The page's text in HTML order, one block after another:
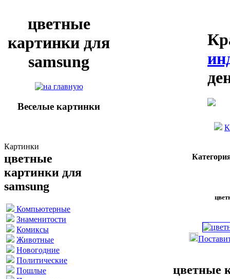
цветные
картинки для
samsung
Веселые картинки
Картинки
цветные
картинки для
samsung
Компьютерные
Знаменитости
Комиксы
Животные
Новогодние
Политические
Пошлые
цветные